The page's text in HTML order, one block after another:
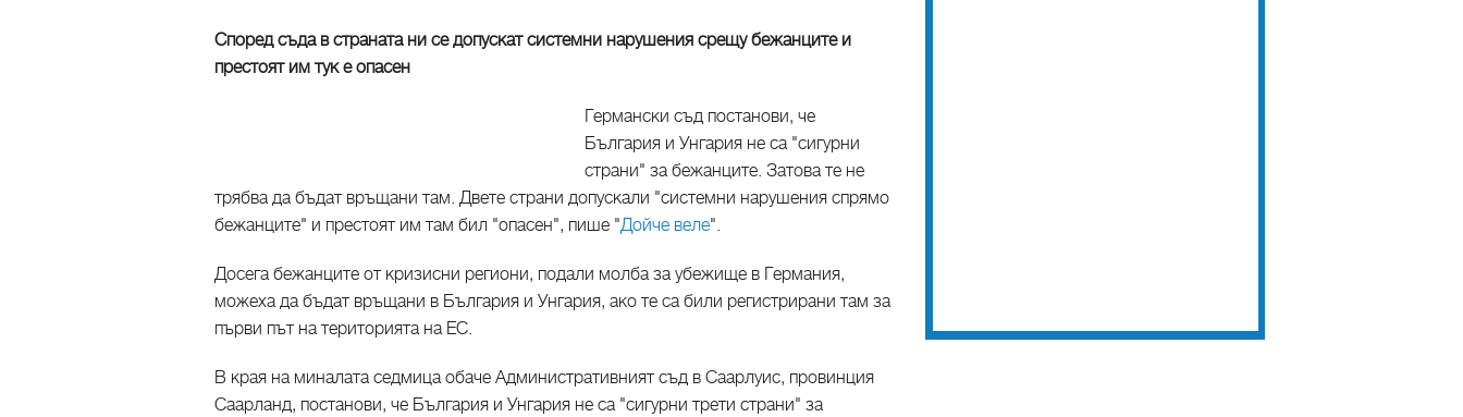
Според съда в страната ни се допускат системни нарушения срещу бежанците и
престоят им тук е опасен
Германски съд постанови, че
България и Унгария не са "сигурни
страни" за бежанците. Затова те не
трябва да бъдат връщани там. Двете страни допускали "системни нарушения спрямо
бежанците" и престоят им там бил "опасен", пише "Дойче веле".
Досега бежанците от кризисни региони, подали молба за убежище в Германия,
можеха да бъдат връщани в България и Унгария, ако те са били регистрирани там за
първи път на територията на ЕС.
В края на миналата седмица обаче Административният съд в Саарлуис, провинция
Саарланд, постанови, че България и Унгария не са "сигурни трети страни" за